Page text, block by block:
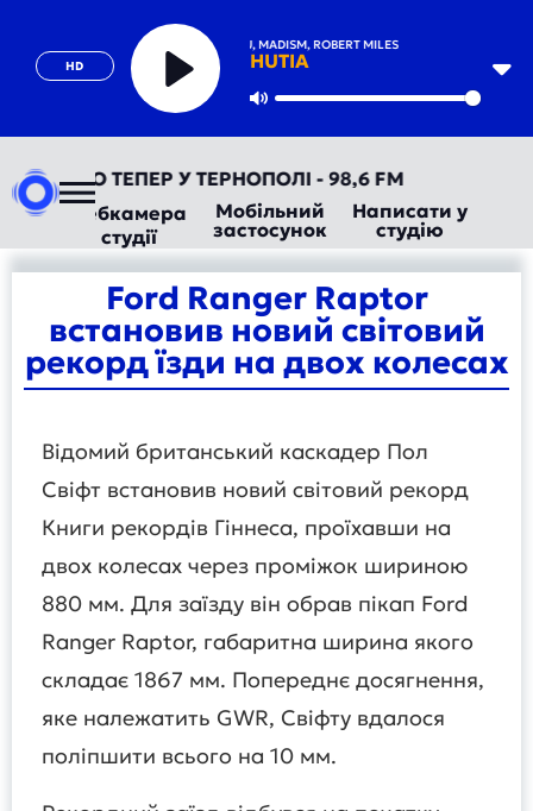
HD
SOFIYA NZAU, MADISM, ROBERT MILES
HUTIA
Play
ТЕПЕР У ТЕРНОПОЛІ - 98,6 FM
Вебкамера
студії
Мобільний
застосунок
Написати у
студію
Ford Ranger Raptor
встановив новий світовий
рекорд їзди на двох колесах
Відомий британський каскадер Пол
Свіфт встановив новий світовий рекорд
Книги рекордів Гіннеса, проїхавши на
двох колесах через проміжок шириною
880 мм. Для заїзду він обрав пікап Ford
Ranger Raptor, габаритна ширина якого
складає 1867 мм. Попереднє досягнення,
яке належатить GWR, Свіфту вдалося
поліпшити всього на 10 мм.